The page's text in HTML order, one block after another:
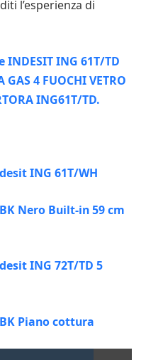
l’esperienza di
ING 61T/WH
Nero Built-in 59 cm
ING 72T/TD 5
Piano cottura